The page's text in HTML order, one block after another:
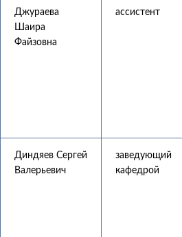
Джураева
Шаира
Файзовна
ассистент
Диндяев Сергей
Валерьевич
заведующий
кафедрой